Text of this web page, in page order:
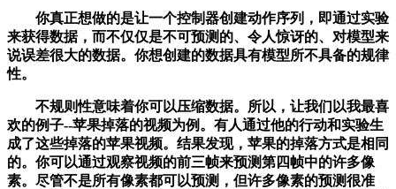
你真正想做的是让一个控制器创建动作序列，即通过实验
来获得数据，而不仅仅是不可预测的、令人惊讶的、对模型来
说误差很大的数据。你想创建的数据具有模型所不具备的规律
性。
不规则性意味着你可以压缩数据。所以，让我们以我最喜
欢的例子--苹果掉落的视频为例。有人通过他的行动和实验生
成了这些掉落的苹果视频。结果发现，苹果的掉落方式是相同
的。你可以通过观察视频的前三帧来预测第四帧中的许多像
素。尽管不是所有像素都可以预测，但许多像素的预测很准